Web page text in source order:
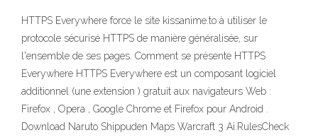
HTTPS Everywhere force le site kissanime.to à utiliser le
protocole sécurisé HTTPS de manière généralisée, sur
l'ensemble de ses pages. Comment se présente HTTPS
Everywhere HTTPS Everywhere est un composant logiciel
additionnel (une extension ) gratuit aux navigateurs Web :
Firefox , Opera , Google Chrome et Firefox pour Android .
Download Naruto Shippuden Maps Warcraft 3 Ai.RulesCheck